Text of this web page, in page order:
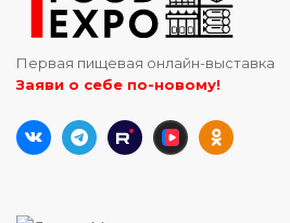
Первая пищевая онлайн-выставка
Заяви о себе по-новому!